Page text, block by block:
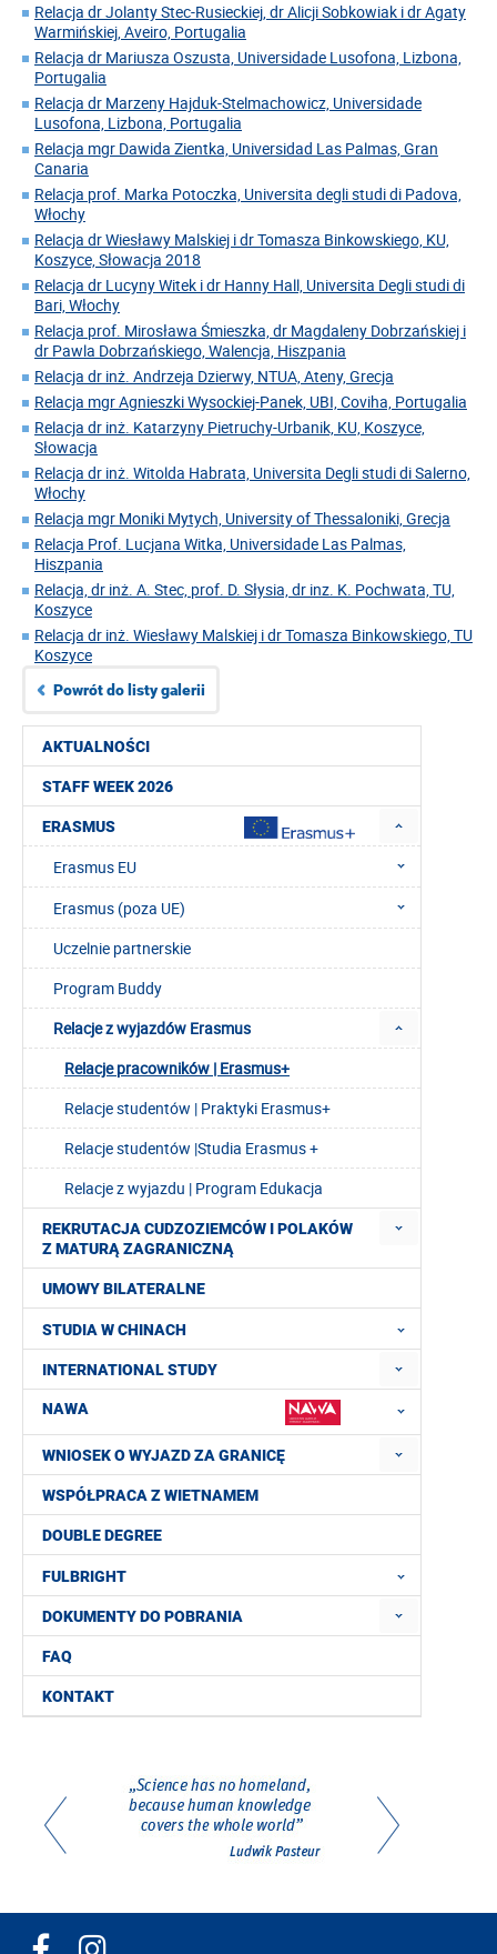
AKTUALNOŚCI
STAFF WEEK 2026
ERASMUS
Erasmus EU
Erasmus (poza UE)
Uczelnie partnerskie
Program Buddy
Relacje z wyjazdów Erasmus
Relacje pracowników | Erasmus+
Relacje studentów | Praktyki Erasmus+
Relacje studentów |Studia Erasmus +
Relacje z wyjazdu | Program Edukacja
REKRUTACJA CUDZOZIEMCÓW I POLAKÓW
Z MATURĄ ZAGRANICZNĄ
UMOWY BILATERALNE
STUDIA W CHINACH
INTERNATIONAL STUDY
NAWA
WNIOSEK O WYJAZD ZA GRANICĘ
WSPÓŁPRACA Z WIETNAMEM
DOUBLE DEGREE
FULBRIGHT
DOKUMENTY DO POBRANIA
FAQ
KONTAKT
Relacja dr Jolanty Stec-Rusieckiej, dr Alicji Sobkowiak i dr Agaty
Warmińskiej, Aveiro, Portugalia
Relacja dr Mariusza Oszusta, Universidade Lusofona, Lizbona,
Portugalia
Relacja dr Marzeny Hajduk-Stelmachowicz, Universidade
Lusofona, Lizbona, Portugalia
Relacja mgr Dawida Zientka, Universidad Las Palmas, Gran
Canaria
Relacja prof. Marka Potoczka, Universita degli studi di Padova,
Włochy
Relacja dr Wiesławy Malskiej i dr Tomasza Binkowskiego, KU,
Koszyce, Słowacja 2018
Relacja dr Lucyny Witek i dr Hanny Hall, Universita Degli studi di
Bari, Włochy
Relacja prof. Mirosława Śmieszka, dr Magdaleny Dobrzańskiej i
dr Pawla Dobrzańskiego, Walencja, Hiszpania
Relacja dr inż. Andrzeja Dzierwy, NTUA, Ateny, Grecja
Relacja mgr Agnieszki Wysockiej-Panek, UBI, Coviha, Portugalia
Relacja dr inż. Katarzyny Pietruchy-Urbanik, KU, Koszyce,
Słowacja
Relacja dr inż. Witolda Habrata, Universita Degli studi di Salerno,
Włochy
Relacja mgr Moniki Mytych, University of Thessaloniki, Grecja
Relacja Prof. Lucjana Witka, Universidade Las Palmas,
Hiszpania
Relacja, dr inż. A. Stec, prof. D. Słysia, dr inz. K. Pochwata, TU,
Koszyce
Relacja dr inż. Wiesławy Malskiej i dr Tomasza Binkowskiego, TU
Koszyce
Powrót do listy galerii